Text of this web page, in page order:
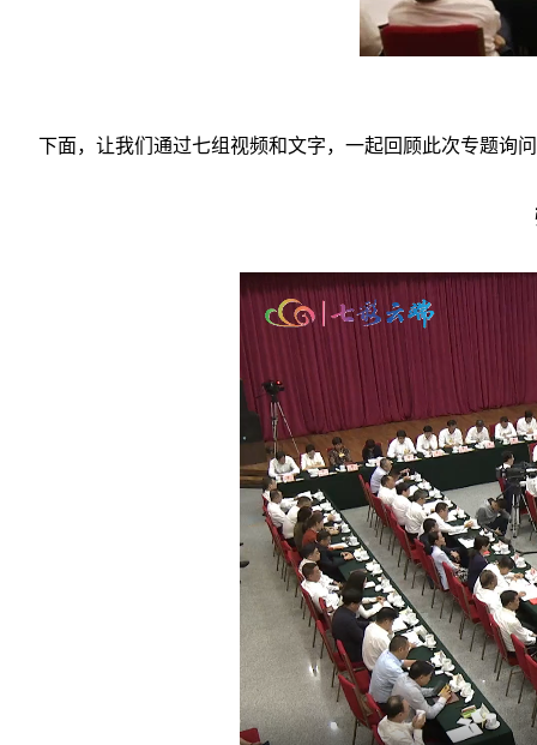
下面，让我们通过七组视频和文字，一起回顾此次专题询